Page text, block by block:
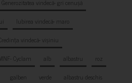
Generozitatea vindecă- gri cenușă
Iubirea vindecă- maro
vindecă- vișiniu
Cyclam alb albastru
roz
galben verde
albastru deschis